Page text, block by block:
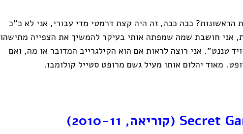
ככה ככה, זה היה קצת דרמטי מדי עבורי, אני לא כ"כ
אני חושבת שמה שמפתה אותי בעיקר להמשיך את הצפייה מתישהו
טננט". אני רוצה לראות אם הוא הקילגרייב המדובר או מה, ואם
מאוד יהלום אותו מעיל גשם מרופט סטייל קולומבו.
Secret (קוריאה, 2010-11)